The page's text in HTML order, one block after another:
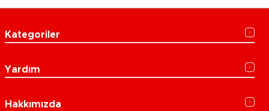
Kategoriler
Yardım
Hakkımızda